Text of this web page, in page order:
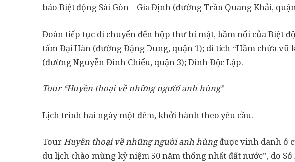
báo Biệt động Sài Gòn – Gia Định (đường Trần Quang Khải,
Đoàn tiếp tục di chuyển đến hộp thư bí mật, hầm nổi của Biệt
tấm Đại Hàn (đường Đặng Dung, quận 1); di tích “Hầm chứa vũ
(đường Nguyễn Đình Chiểu, quận 3); Dinh Độc Lập.
Tour “Huyền thoại về những người anh hùng”
Lịch trình hai ngày một đêm, khởi hành theo yêu cầu.
TourHuyền thoại về những người anh hùngđược vinh danh ở
du lịch chào mừng kỷ niệm 50 năm thống nhất đất nước”, do Sở